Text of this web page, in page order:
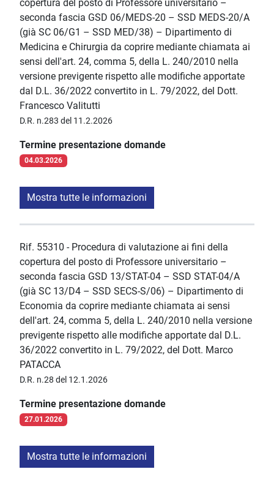
copertura del posto di Professore universitario –
seconda fascia GSD 06/MEDS-20 – SSD MEDS-20/A
(già SC 06/G1 – SSD MED/38) – Dipartimento di
Medicina e Chirurgia da coprire mediante chiamata ai
sensi dell'art. 24, comma 5, della L. 240/2010 nella
versione previgente rispetto alle modifiche apportate
dal D.L. 36/2022 convertito in L. 79/2022, del Dott.
Francesco Valitutti
D.R. n.283 del 11.2.2026
Termine presentazione domande
04.03.2026
Mostra tutte le informazioni
Rif. 55310 - Procedura di valutazione ai fini della
copertura del posto di Professore universitario –
seconda fascia GSD 13/STAT-04 – SSD STAT-04/A
(già SC 13/D4 – SSD SECS-S/06) – Dipartimento di
Economia da coprire mediante chiamata ai sensi
dell'art. 24, comma 5, della L. 240/2010 nella versione
previgente rispetto alle modifiche apportate dal D.L.
36/2022 convertito in L. 79/2022, del Dott. Marco
PATACCA
D.R. n.28 del 12.1.2026
Termine presentazione domande
27.01.2026
Mostra tutte le informazioni